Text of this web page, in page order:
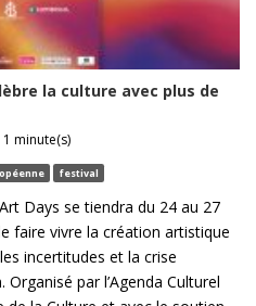
la culture avec plus de
minute(s)
festival
Days se tiendra du 24 au 27
faire vivre la création artistique
incertitudes et la crise
par l’Agenda Culturel